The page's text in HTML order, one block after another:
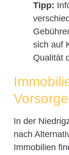
Tipp:
sich auf
Qualität
In der
nach
Immobilien